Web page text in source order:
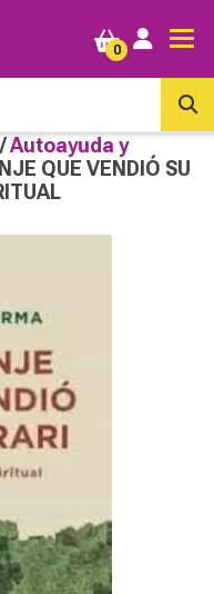
0
/Autoayuda y
QUE VENDIÓ SU